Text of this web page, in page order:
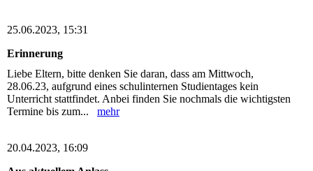
25.06.2023, 15:31
Erinnerung
Liebe Eltern, bitte denken Sie daran, dass am Mittwoch,
28.06.23, aufgrund eines schulinternen Studientages kein
Unterricht stattfindet. Anbei finden Sie nochmals die wichtigsten
Termine bis zum... mehr
20.04.2023, 16:09